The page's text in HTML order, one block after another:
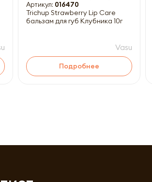
Артикул: 016470
Trichup Strawberry Lip Care
бальзам для губ Клубника 10г
Vasu
Подробнее